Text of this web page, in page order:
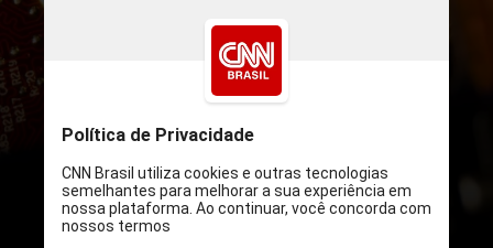
Segundo a instituição, o
questionário da consulta é
organizado em oito blocos
temáticos, com 38 questões